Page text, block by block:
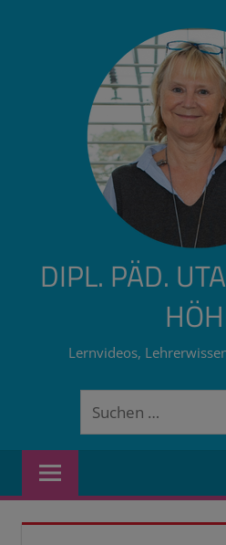
DIPL. PÄD.
Lernvideos,
Suchen